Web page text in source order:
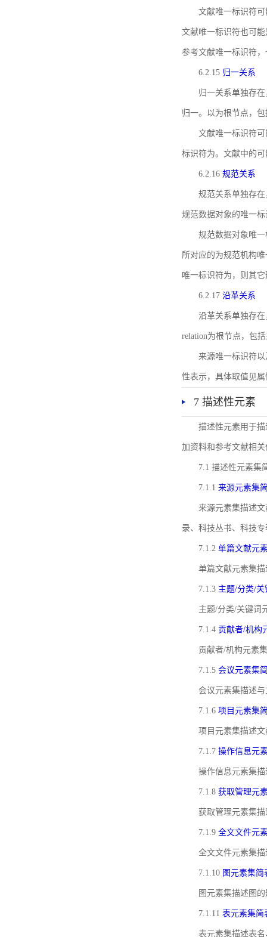
文献唯一标识符
文献唯一标识符也可
参考文献唯一标识符
6.2.15 归一关系
归一关系单独存
归一。以为根节点，
文献唯一标识符
标识符为。文献中的
6.2.16 规范关系
规范关系单独存
规范数据对象的唯一
规范数据对象唯一
所对应的为规范机构
唯一标识符为，则其
6.2.17 沿革关系
沿革关系单独存
relation为根节点，包
来源唯一标识符以
性表示，具体取值见属
7 描述性元素
描述性元素用于
加资料和参考文献相
7.1 描述性元素集
7.1.1 来源元素集
来源元素集描述
录、科技丛书、科技
7.1.2 单篇文献元
单篇文献元素集
7.1.3 主题/分类/
主题/分类/关键词
7.1.4 贡献者/机构
贡献者/机构元素
7.1.5 会议元素集
会议元素集描述
7.1.6 项目元素集
项目元素集描述
7.1.7 操作信息元
操作信息元素集
7.1.8 获取管理元
获取管理元素集
7.1.9 全文文件元
全文文件元素集
7.1.10 图元素集简
图元素集描述图
7.1.11 表元素集简
表元素集描述表